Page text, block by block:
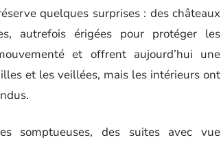
quelques surprises : des châteaux
autrefois érigées pour protéger les
et offrent aujourd’hui une
et les veillées, mais les intérieurs ont
somptueuses, des suites avec vue